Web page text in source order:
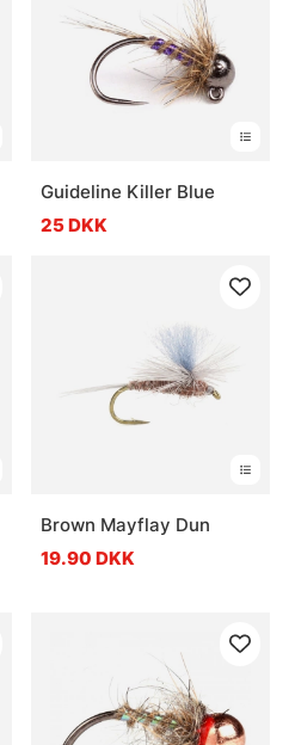
Guideline Killer Blue
25 DKK
Brown Mayflay Dun
19.90 DKK